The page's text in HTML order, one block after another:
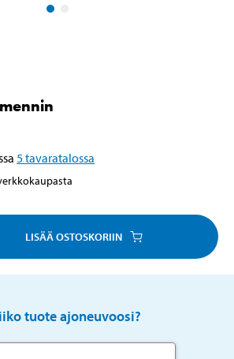
5tavaratalossa
LISÄÄ OSTOSKORIIN
tuote ajoneuvoosi?